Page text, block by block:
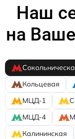
Наш
на
Кольцевая
МЦД-1
МЦД-4
Калининская